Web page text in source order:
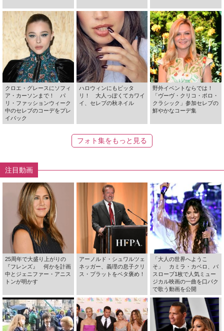
クロエ・グレースにソフィ
ア・カーソンまで！ パ
リ・ファッションウィーク
中のセレブのコーデをプレ
イバック
ハロウィンにもピッタ
リ！ 大人っぽくてカワイ
イ、セレブの秋ネイル
野外イベントならでは！
「ヴーヴ・クリコ・ポロ・
クラシック」参加セレブの
鮮やかなコーデ集
フォト集をもっと見る
注目動画
25周年で大盛り上がりの
『フレンズ』 何かを計画
中とジェニファー・アニス
トンが明かす
アーノルド・シュワルツェ
ネッガー、義理の息子クリ
ス・プラットをベタ褒め！
「大人の世界へようこ
そ」 カミラ・カベロ、バ
スローブ1枚で人気ミュー
ジカル映画の一曲を口パク
で歌う動画を公開